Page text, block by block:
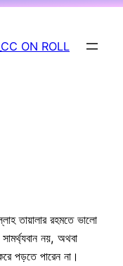
ON ROLL
তায়ালার রহমতে ভালো
নয়, অথবা
পড়তে পারেন না।